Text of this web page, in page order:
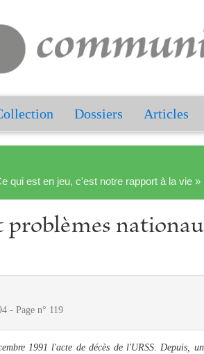
Dossiers Articles
qui est en jeu, c'est notre rapport à la vie
- Page n° 119
1991 l'acte de décès de l'URSS. Depuis,